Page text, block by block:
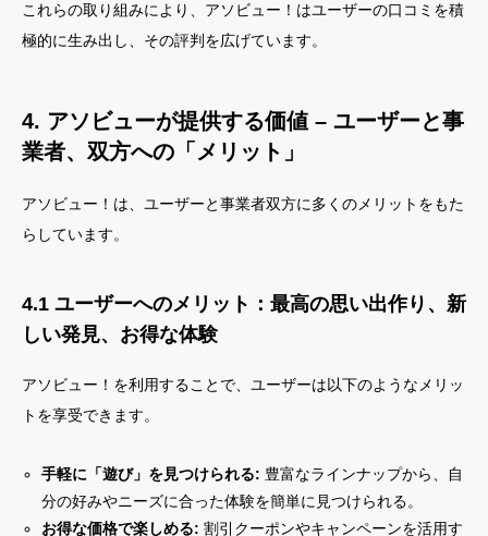
これらの取り組みにより、アソビュー！はユーザーの口コミを積
極的に生み出し、その評判を広げています。
4. アソビューが提供する価値 – ユーザーと事
業者、双方への「メリット」
アソビュー！は、ユーザーと事業者双方に多くのメリットをもた
らしています。
4.1 ユーザーへのメリット：最高の思い出作り、新
しい発見、お得な体験
アソビュー！を利用することで、ユーザーは以下のようなメリッ
トを享受できます。
手軽に「遊び」を見つけられる: 豊富なラインナップから、自
分の好みやニーズに合った体験を簡単に見つけられる。
お得な価格で楽しめる: 割引クーポンやキャンペーンを活用す